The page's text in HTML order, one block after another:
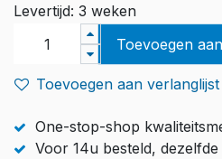
Levertijd: 3 weken
Toevoegen
Toevoegen aan verlanglijst
One-stop-shop
Voor 14u besteld,